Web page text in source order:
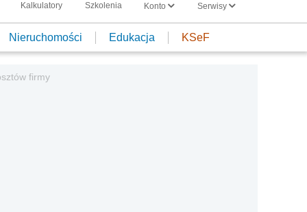
Kalkulatory Szkolenia Konto Serwisy
Nieruchomości Edukacja KSeF
firmy